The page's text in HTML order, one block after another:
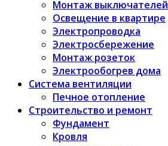
Монтаж выключателей
Освещение в квартире
Электропроводка
Электросбережение
Монтаж розеток
Электрообогрев дома
Система вентиляции
Печное отопление
Строительство и ремонт
Фундамент
Кровля